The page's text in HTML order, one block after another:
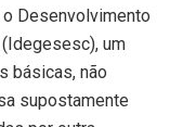
Desenvolvimento
um
básicas, não
supostamente